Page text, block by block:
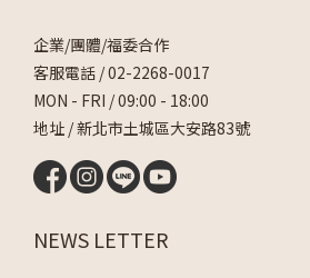
企業/團體/福委合作
客服電話 /02-2268-0017
MON - FRI / 09:00 - 18:00
地址 / 新北市土城區大安路83號
NEWS LETTER